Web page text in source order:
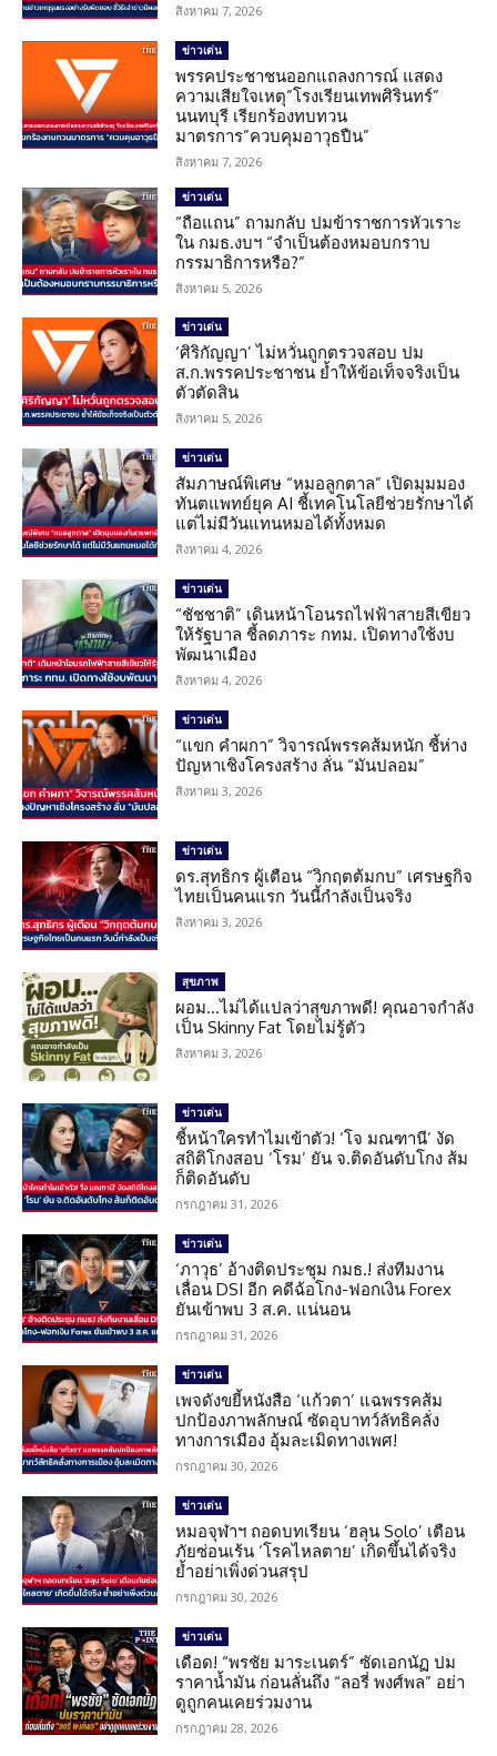
สิงหาคม 7, 2026
ข่าวเด่น
พรรคประชาชนออกแถลงการณ์ แสดง
ความเสียใจเหตุ”โรงเรียนเทพศิรินทร์”
นนทบุรี เรียกร้องทบทวน
มาตรการ”ควบคุมอาวุธปืน”
สิงหาคม 7, 2026
ข่าวเด่น
“ถือแถน” ถามกลับ ปมข้าราชการหัวเราะ
ใน กมธ.งบฯ “จำเป็นต้องหมอบกราบ
กรรมาธิการหรือ?”
สิงหาคม 5, 2026
ข่าวเด่น
‘ศิริกัญญา’ ไม่หวั่นถูกตรวจสอบ ปม
ส.ก.พรรคประชาชน ย้ำให้ข้อเท็จจริงเป็น
ตัวตัดสิน
สิงหาคม 5, 2026
ข่าวเด่น
สัมภาษณ์พิเศษ “หมอลูกตาล” เปิดมุมมอง
ทันตแพทย์ยุค AI ชี้เทคโนโลยีช่วยรักษาได้
แต่ไม่มีวันแทนหมอได้ทั้งหมด
สิงหาคม 4, 2026
ข่าวเด่น
“ชัชชาติ” เดินหน้าโอนรถไฟฟ้าสายสีเขียว
ให้รัฐบาล ชี้ลดภาระ กทม. เปิดทางใช้งบ
พัฒนาเมือง
สิงหาคม 4, 2026
ข่าวเด่น
“แขก คำผกา” วิจารณ์พรรคส้มหนัก ชี้ห่าง
ปัญหาเชิงโครงสร้าง ลั่น “มันปลอม”
สิงหาคม 3, 2026
ข่าวเด่น
ดร.สุทธิกร ผู้เตือน “วิกฤตต้มกบ” เศรษฐกิจ
ไทยเป็นคนแรก วันนี้กำลังเป็นจริง
สิงหาคม 3, 2026
สุขภาพ
ผอม…ไม่ได้แปลว่าสุขภาพดี! คุณอาจกำลัง
เป็น Skinny Fat โดยไม่รู้ตัว
สิงหาคม 3, 2026
ข่าวเด่น
ชี้หน้าใครทำไมเข้าตัว! ‘โจ มณฑานี’ งัด
สถิติโกงสอบ ‘โรม’ ยัน จ.ติดอันดับโกง ส้ม
ก็ติดอันดับ
กรกฎาคม 31, 2026
ข่าวเด่น
‘ภาวุธ’ อ้างติดประชุม กมธ.! ส่งทีมงาน
เลื่อน DSI อีก คดีฉ้อโกง-ฟอกเงิน Forex
ยันเข้าพบ 3 ส.ค. แน่นอน
กรกฎาคม 31, 2026
ข่าวเด่น
เพจดังขยี้หนังสือ ‘แก้วตา’ แฉพรรคส้ม
ปกป้องภาพลักษณ์ ซัดอุบาทว์ลัทธิคลั่ง
ทางการเมือง อุ้มละเมิดทางเพศ!
กรกฎาคม 30, 2026
ข่าวเด่น
หมอจุฬาฯ ถอดบทเรียน ‘ฮลุน Solo’ เตือน
ภัยซ่อนเร้น ‘โรคไหลตาย’ เกิดขึ้นได้จริง
ย้ำอย่าเพิ่งด่วนสรุป
กรกฎาคม 30, 2026
ข่าวเด่น
เดือด! “พรชัย มาระเนตร์” ซัดเอกนัฏ ปม
ราคาน้ำมัน ก่อนลั่นถึง “ลอรี่ พงศ์พล” อย่า
ดูถูกคนเคยร่วมงาน
กรกฎาคม 28, 2026